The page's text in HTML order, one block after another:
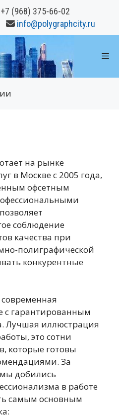
+7 (968) 375-66-02
info@polygraphcity.ru
на рынке
в Москве с 2005 года,
офсетным
соблюдение
качества при
полиграфической
конкурентные
современная
с гарантированным
Лучшая иллюстрация
это сотни
которые готовы
За
мы добились
в работе
самым основным